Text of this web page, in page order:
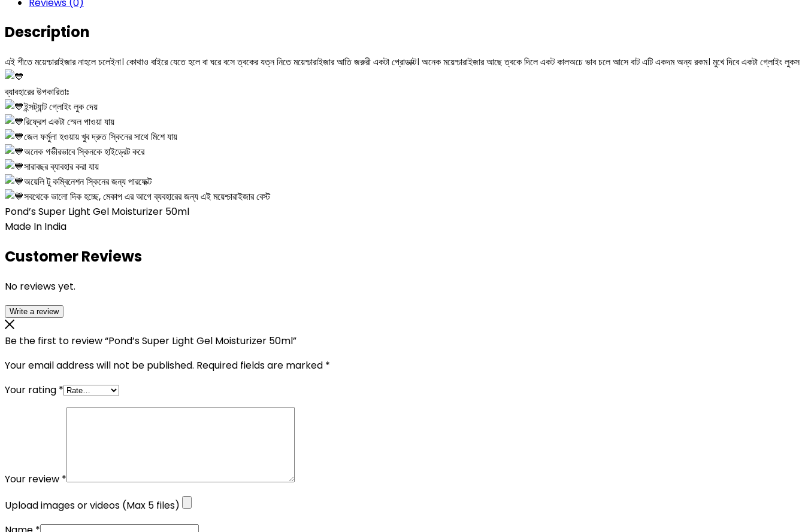
Description
এই শীতে ময়েশ্চারাইজার নাহলে চলেইনা। কোথাও বাইরে যেতে হলে বা ঘরে বসে ত্বকের যত্ন নিতে ময়েশ্চারাইজার আতি জরুরী একটা প্রোডাক্ট। অনেক ময়েশ্চারাইজার আছে ত্বকে দিলে একট কালঅচে ভাব চলে আসে বাট এটি একদম অন্য রকম। মুখে দিবে একটা গ্লোইং লুকস
ব্যাবহারের উপকারিতাঃ
ইন্সট্যান্ট গ্লোইং লুক দেয়
রিফ্রেশ একটা স্মেল পাওয়া যায়
জেল ফর্মুলা হওয়ায় খুব দ্রুত স্কিনের সাথে মিশে যায়
অনেক গভীরভাবে স্কিনকে হাইড্রেট করে
সারাবছর ব্যাবহার করা যায়
অয়েলি টু কম্বিনেশন স্কিনের জন্য পারফেক্ট
সবথেকে ভালো দিক হচ্ছে, মেকাপ এর আগে ব্যবহারের জন্য এই ময়েশ্চারাইজার বেস্ট
Pond’s Super Light Gel Moisturizer 50ml
Made In India
Customer Reviews
No reviews yet.
Write a review
Be the first to review “Pond’s Super Light Gel Moisturizer 50ml”
Your email address will not be published. Required fields are marked *
Your rating *
Your review *
Upload images or videos (Max 5 files)